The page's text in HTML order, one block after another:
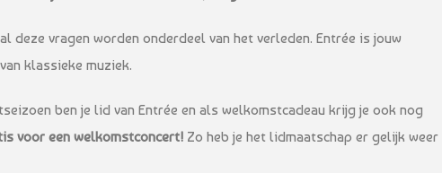
deze vragen worden onderdeel van het verleden. Entrée is jouw
klassieke muziek.
ben je lid van Entrée en als welkomstcadeau krijg je ook nog
voor een welkomstconcert! Zo heb je het lidmaatschap er gelijk weer